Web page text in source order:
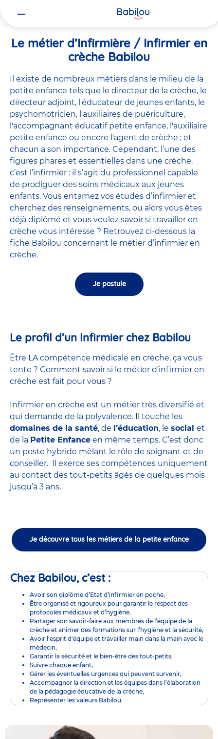
Le métier d’Infirmière / Infirmier en
crèche Babilou
Il existe de nombreux métiers dans le milieu de la
petite enfance tels que le directeur de la crèche, le
directeur adjoint, l'éducateur de jeunes enfants, le
psychomotricien, l'auxiliaires de puériculture,
l'accompagnant éducatif petite enfance, l'auxiliaire
petite enfance ou encore l'agent de crèche ; et
chacun a son importance. Cependant, l’une des
figures phares et essentielles dans une crèche,
c’est l’infirmier : il s’agit du professionnel capable
de prodiguer des soins médicaux aux jeunes
enfants. Vous entamez vos études d’infirmier et
cherchez des renseignements, ou alors vous êtes
déjà diplômé et vous voulez savoir si travailler en
crèche vous intéresse ? Retrouvez ci-dessous la
fiche Babilou concernant le métier d’infirmier en
crèche.
Je postule
Le profil d’un Infirmier chez Babilou
Être LA compétence médicale en crèche, ça vous
tente ? Comment savoir si le métier d’infirmier en
crèche est fait pour vous ?
Infirmier en crèche est un métier très diversifié et
qui demande de la polyvalence. Il touche les
domaines de la santé, de l’éducation, le social et
de la Petite Enfance en même temps. C’est donc
un poste hybride mêlant le rôle de soignant et de
conseiller. Il exerce ses compétences uniquement
au contact des tout-petits âgés de quelques mois
jusqu’à 3 ans.
Je découvre tous les métiers de la petite enfance
Chez Babilou, c’est :
Avoir son diplôme d’Etat d’infirmier en poche,
Être organisé et rigoureux pour garantir le respect des
protocoles médicaux et d’hygiène,
Partager son savoir-faire aux membres de l’équipe de la
crèche et animer des formations sur l’hygiène et la sécurité,
Avoir l'esprit d'équipe et travailler main dans la main avec le
médecin,
Garantir la sécurité et le bien-être des tout-petits,
Suivre chaque enfant,
Gérer les éventuelles urgences qui peuvent survenir,
Accompagner la direction et les équipes dans l’élaboration
de la pédagogie éducative de la crèche,
Représenter les valeurs Babilou.